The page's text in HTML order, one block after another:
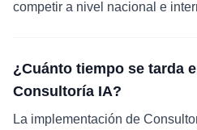
competir a nivel nacional e
¿Cuánto tiempo se tarda
Consultoría IA?
La implementación de